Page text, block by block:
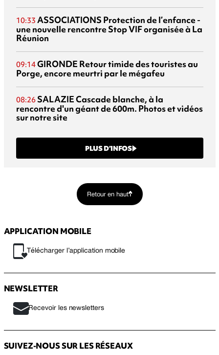
10:33 ASSOCIATIONS Protection de l’enfance -
une nouvelle rencontre Stop VIF organisée à La
Réunion
09:14GIRONDE Retour timide des touristes au
Porge, encore meurtri par le mégafeu
08:26 SALAZIECascade blanche, à la
rencontre d'un géant de 600m. Photos et vidéos
sur notre site
PLUS D’INFOS
Retour en haut
APPLICATION MOBILE
Télécharger l’application mobile
NEWSLETTER
Recevoir les newsletters
SUIVEZ-NOUS SUR LES RÉSEAUX